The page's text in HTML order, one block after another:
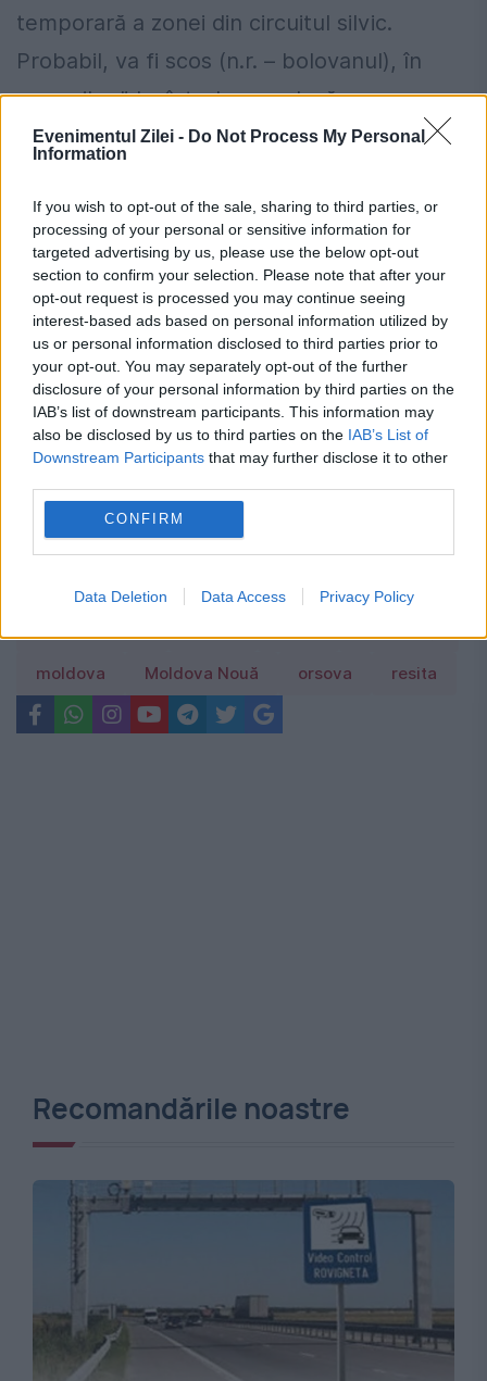
Evenimentul Zilei - Do Not Process My Personal
Information
If you wish to opt-out of the sale, sharing to third parties, or
processing of your personal or sensitive information for
targeted advertising by us, please use the below opt-out
section to confirm your selection. Please note that after your
opt-out request is processed you may continue seeing
interest-based ads based on personal information utilized by
us or personal information disclosed to third parties prior to
your opt-out. You may separately opt-out of the further
disclosure of your personal information by third parties on the
IAB’s list of downstream participants. This information may
also be disclosed by us to third parties on the IAB’s List of
Downstream Participants that may further disclose it to other
CONFIRM
Data Deletion Data Access Privacy Policy
temporară a zonei din circuitul silvic.
Probabil, va fi scos (n.r. – bolovanul), în
zece zile...”. La întrebarea, dacă nu cumva
birocraţia a fost cea care a perpetuat
dat din umeri: „Probabil”. E bine că până
acum n-a murit nimeni.
Preț carburanți, 7 august 2026.
Schimbarea apărută înainte de weekend
la benzinării
141 de localități au impus restricții la apă.
Lista cu râurile și zonele afectate
berzeasca blocat caras severin
moldova Moldova Nouă orsova resita
Recomandările noastre